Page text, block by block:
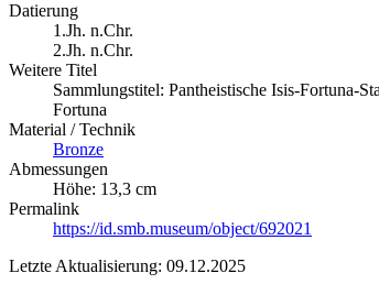
Datierung
1.Jh. n.Chr.
2.Jh. n.Chr.
Weitere Titel
Sammlungstitel: Pantheistische Isis-Fortuna-
Fortuna
Material / Technik
Bronze
Abmessungen
Höhe: 13,3 cm
Permalink
https://id.smb.museum/object/692021
Letzte Aktualisierung: 09.12.2025